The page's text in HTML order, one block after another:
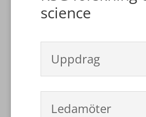
science
Uppdrag
Ledamöter